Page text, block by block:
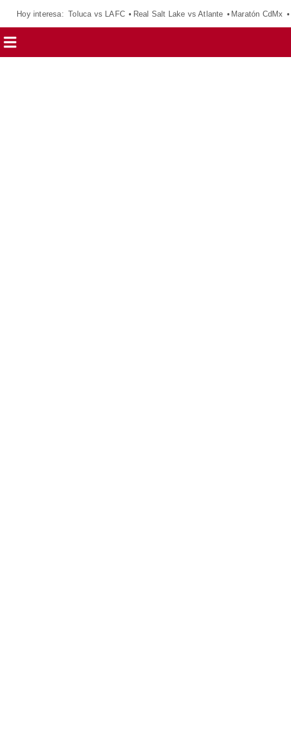
Hoy interesa: Toluca vs LAFC Real Salt Lake vs Atlante Maratón CdMx